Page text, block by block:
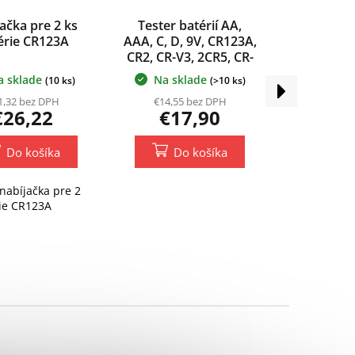
pre 2 ks
CR123A
sklade (10 ks)
bez DPH
Do košíka
pre 2
CR123A
Tester batérií AA,
AAA, C, D, 9V, CR123A,
CR2, CR-V3, 2CR5, CR-
P2, 1,5V a 3V
gombíkové batérie
Na sklade (>10 ks)
€14,55 bez DPH
€17,90
Do košíka